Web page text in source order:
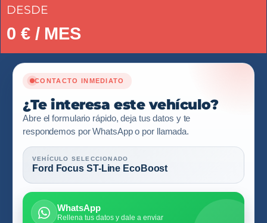
DESDE
0 € / MES
CONTACTO INMEDIATO
¿Te interesa este vehículo?
Abre el formulario rápido, deja tus datos y te
respondemos por WhatsApp o por llamada.
VEHÍCULO SELECCIONADO
Ford Focus ST-Line EcoBoost
WhatsApp
Rellena tus datos y dale a enviar